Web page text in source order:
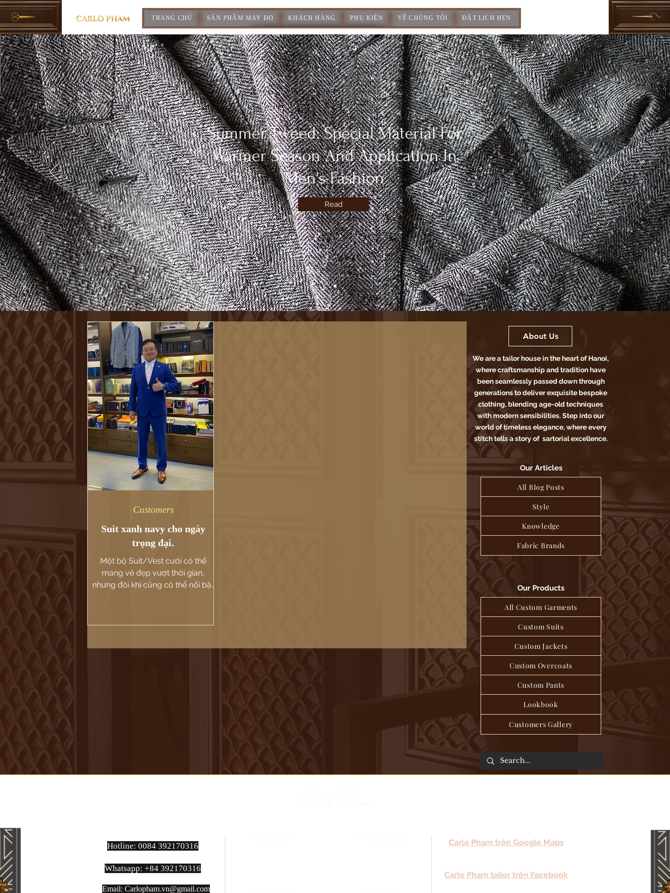
TRANG CHỦ SẢN PHẨM MAY ĐO KHÁCH HÀNG PHỤ KIỆN VỀ CHÚNG TÔI ĐẶT LỊCH HẸN
Summer Tweed: Special Material For
Warmer Season And Application In
Men's Fashion
Read
Suit xanh navy cho ngày
trọng đại.
Một bộ Suit/Vest cưới có thể
mang vẻ đẹp vượt thời gian,
nhưng đôi khi cũng có thể nổi bật
Customers
About Us
We are a tailor house in the heart of Hanoi,
where craftsmanship and tradition have
been seamlessly passed down through
generations to deliver exquisite bespoke
clothing, blending age-old techniques
with modern sensibilities. Step into our
world of timeless elegance, where every
stitch tells a story of sartorial excellence.
Our Articles
All Blog Posts
Style
Knowledge
Fabric Brands
Our Products
All Custom Garments
Custom Suits
Custom Jackets
Custom Overcoats
Custom Pants
Lookbook
Customers Gallery
Hotline: 0084 392170316
Whatsapp: +84 392170316
Email: Carlopham.vn@gmail.com
Carlo Pham trên Google Maps
Carlo Pham tailor trên Facebook